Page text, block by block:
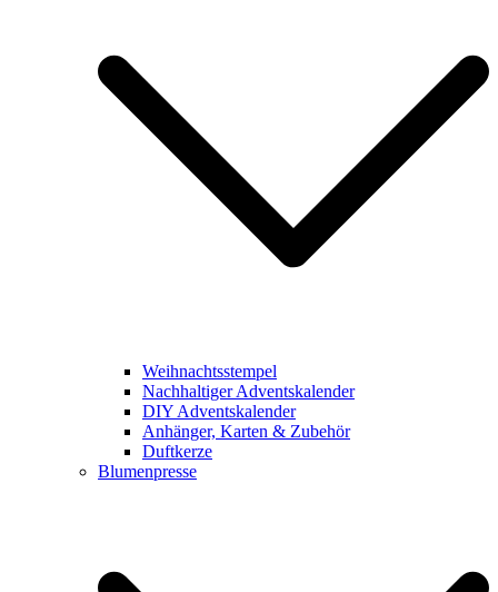
Weihnachtsstempel
Nachhaltiger Adventskalender
DIY Adventskalender
Anhänger, Karten & Zubehör
Duftkerze
Blumenpresse